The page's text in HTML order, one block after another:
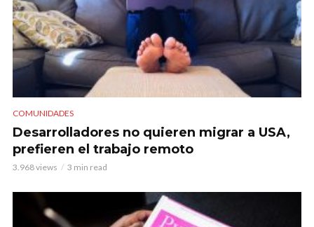
COMUNIDADES
Desarrolladores no quieren migrar a USA,
prefieren el trabajo remoto
3.968 views 3 min read